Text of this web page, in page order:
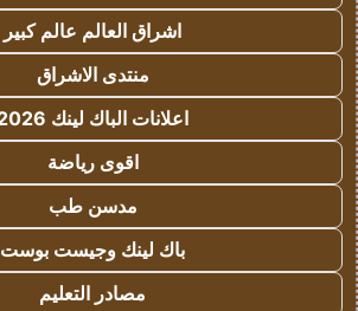
اشراق العالم عالم كبير
منتدى الاشراق
اعلانات الباك لينك 2026
اقوى رياضة
مدسن طب
باك لينك وجيست بوست
مصادر التعليم